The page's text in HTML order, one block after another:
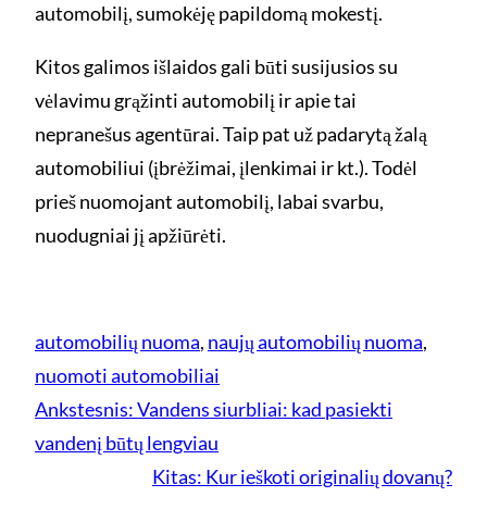
automobilį, sumokėję papildomą mokestį.
Kitos galimos išlaidos gali būti susijusios su
vėlavimu grąžinti automobilį ir apie tai
nepranešus agentūrai. Taip pat už padarytą žalą
automobiliui (įbrėžimai, įlenkimai ir kt.). Todėl
prieš nuomojant automobilį, labai svarbu,
nuodugniai jį apžiūrėti.
automobilių nuoma, naujų automobilių nuoma
nuomoti automobiliai
Ankstesnis:Vandens siurbliai: kad pasiekti
vandenį būtų lengviau
Kitas: Kur ieškoti originalių dovanų?